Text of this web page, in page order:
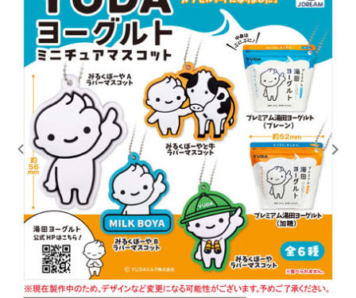
カプセルトイマシン本体
カプセルトイ
販促用空カプセル
レンタル
景品・玩具・文具
販促用カプセルトイ